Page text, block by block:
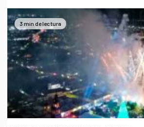
3 min de lectura